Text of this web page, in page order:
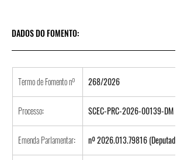
DADOS DO FOMENTO:
Termo de Fomento nº 268/2026
Processo: SCEC-PRC-2026-00139-DM
Emenda Parlamentar: nº 2026.013.79816 (Deputado